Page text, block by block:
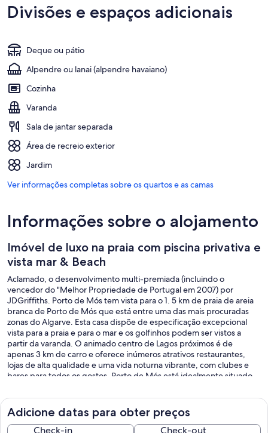
Divisões e espaços adicionais
Deque ou pátio
Alpendre ou lanai (alpendre havaiano)
Cozinha
Varanda
Sala de jantar separada
Área de recreio exterior
Jardim
Ver informações completas sobre os quartos e as camas
Informações sobre o alojamento
Imóvel de luxo na praia com piscina privativa e
vista mar & Beach
Aclamado, o desenvolvimento multi-premiada (incluindo o
vencedor do "Melhor Propriedade de Portugal em 2007) por
JDGriffiths. Porto de Mós tem vista para o 1. 5 km de praia de areia
branca de Porto de Mós que está entre uma das mais procuradas
zonas do Algarve. Esta casa dispõe de especificação excepcional
vista para a praia e para o mar e os golfinhos podem ser vistos a
partir da varanda. O animado centro de Lagos próximos é de
apenas 3 km de carro e oferece inúmeros atrativos restaurantes,
lojas de alta qualidade e uma vida noturna vibrante, com clubes e
bares para todos os gostos. Porto de Mós está idealmente situado
golfe e instalações, bem como outras actividades ao ar livre,
incluindo surf e pesca com viagens de pesca de mar saindo de
Lagos marina várias vezes ao dia. A praia oferece instalações de
primeira classe e é popular com o Português locais e visitantes e é o
Adicione datas para obter preços
Check-in Check-out